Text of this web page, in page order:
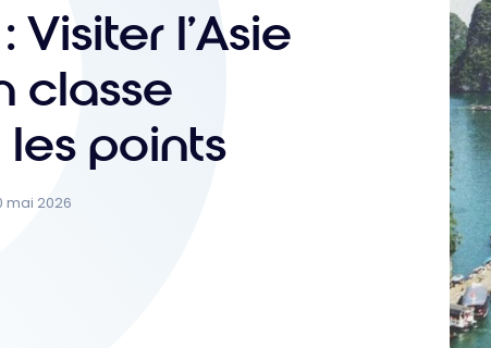
l’Asie
classe
points
mai 2026